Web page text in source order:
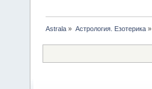
Astrala » Астрология. Езотерика»